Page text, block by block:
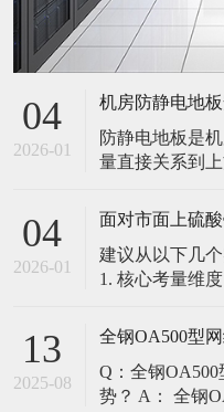
04
2026-01
防静电地板是
量直接关系到
修，是保障其长期
由值班工程师执行）： 观：
面有无明显的
04
2026-01
建议从以下几
1. 核心考量维度
您必须计算机
点载荷（通常
力）。 轻型机房（标准服务器/网络柜）：
单点载荷通常在
13
2025-08
全钢OA500型
Q：全钢
势？ A： 全钢